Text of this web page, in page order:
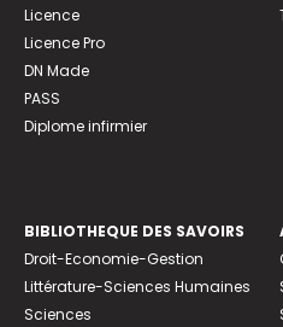
Licence
Licence Pro
DN Made
PASS
Diplome infirmier
BIBLIOTHEQUE DES SAVOIRS
Droit-Economie-Gestion
Littérature-Sciences Humaines
Sciences